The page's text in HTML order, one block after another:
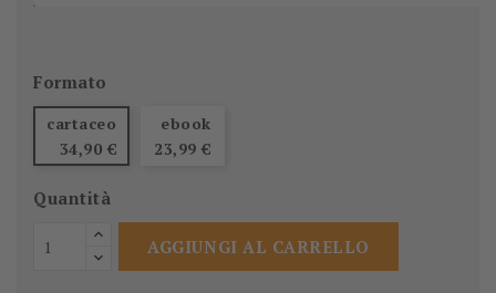
Formato
cartaceo
34,90 €
ebook
23,99 €
Quantità
AGGIUNGI AL CARRELLO